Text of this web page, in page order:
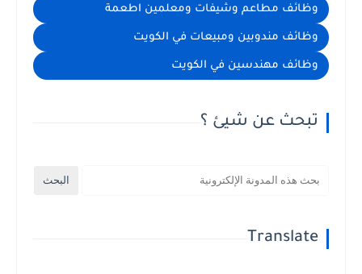
وظائف مطاعم وشيفات ومعلمين اطعمة
وظائف مندوبين ومبيعات في الكويت
وظائف مهندسين في الكويت
تبحث عن شيئ ؟
Translate